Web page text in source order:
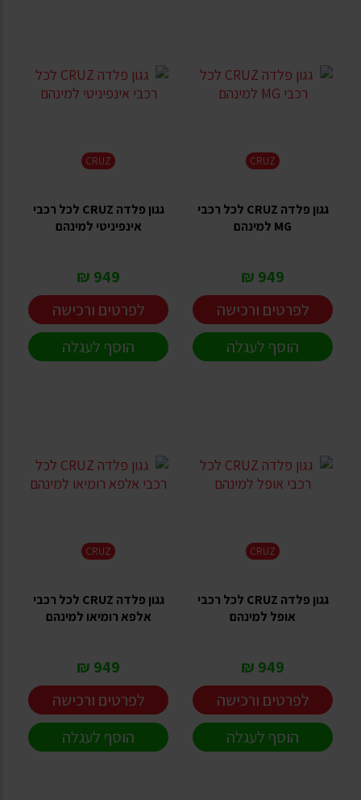
CRUZ
גגון פלדה CRUZ לכל רכבי
MG למינהם
949 ₪
לפרטים ורכישה
הוסף לעגלה
CRUZ
גגון פלדה CRUZ לכל רכבי
אינפיניטי למינהם
949 ₪
לפרטים ורכישה
הוסף לעגלה
CRUZ
גגון פלדה CRUZ לכל רכבי
אופל למינהם
949 ₪
לפרטים ורכישה
הוסף לעגלה
CRUZ
גגון פלדה CRUZ לכל רכבי
אלפא רומיאו למינהם
949 ₪
לפרטים ורכישה
הוסף לעגלה